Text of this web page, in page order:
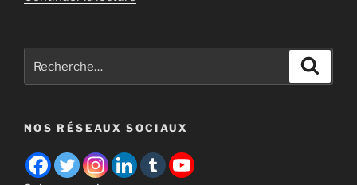
shiitake
de
culture
pour
NOS RÉSEAUX SOCIAUX